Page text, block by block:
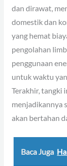
dan dirawat,
domestik dan
yang hemat
pengolahan
penggunaan
untuk waktu
Terakhir, tangki
menjadikannya
akan bertahan
Baca Juga